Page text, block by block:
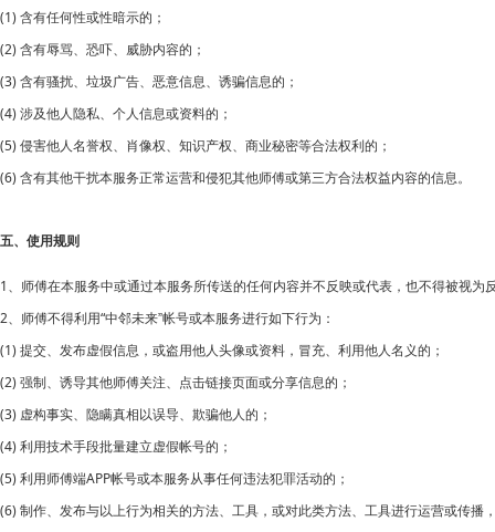
(1) 含有任何性或性暗示的；
(2) 含有辱骂、恐吓、威胁内容的；
(3) 含有骚扰、垃圾广告、恶意信息、诱骗信息的；
(4) 涉及他人隐私、个人信息或资料的；
(5) 侵害他人名誉权、肖像权、知识产权、商业秘密等合法权利的；
(6) 含有其他干扰本服务正常运营和侵犯其他师傅或第三方合法权益内容的信息。
五、使用规则
1、师傅在本服务中或通过本服务所传送的任何内容并不反映或代表，也不得被视为
2、师傅不得利用“中邻未来”帐号或本服务进行如下行为：
(1) 提交、发布虚假信息，或盗用他人头像或资料，冒充、利用他人名义的；
(2) 强制、诱导其他师傅关注、点击链接页面或分享信息的；
(3) 虚构事实、隐瞒真相以误导、欺骗他人的；
(4) 利用技术手段批量建立虚假帐号的；
(5) 利用师傅端APP帐号或本服务从事任何违法犯罪活动的；
(6) 制作、发布与以上行为相关的方法、工具，或对此类方法、工具进行运营或传播